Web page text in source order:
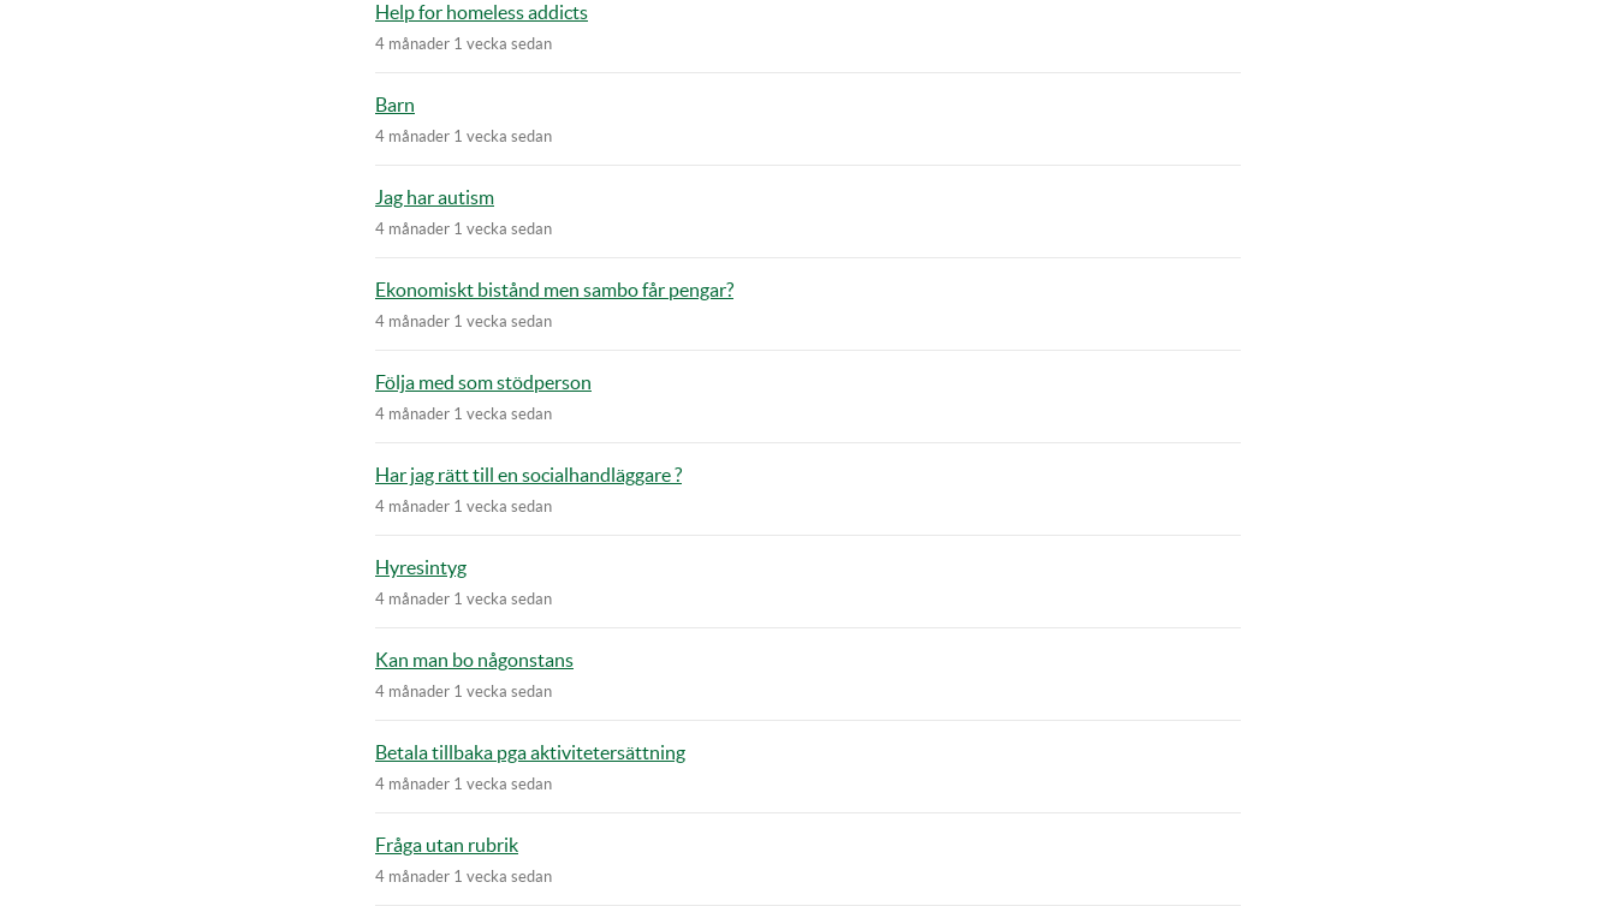
Help for homeless addicts
4 månader 1 vecka sedan
Barn
4 månader 1 vecka sedan
Jag har autism
4 månader 1 vecka sedan
Ekonomiskt bistånd men sambo får pengar?
4 månader 1 vecka sedan
Följa med som stödperson
4 månader 1 vecka sedan
Har jag rätt till en socialhandläggare ?
4 månader 1 vecka sedan
Hyresintyg
4 månader 1 vecka sedan
Kan man bo någonstans
4 månader 1 vecka sedan
Betala tillbaka pga aktivitetersättning
4 månader 1 vecka sedan
Fråga utan rubrik
4 månader 1 vecka sedan